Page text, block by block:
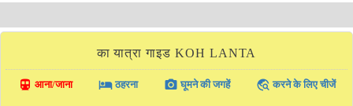
का यात्रा गाइड KOH LANTA
directions_transit आना/जाना local_hotelठहरना photo_camera घूमने की जगहें travel_explore करने के लिए चीजें